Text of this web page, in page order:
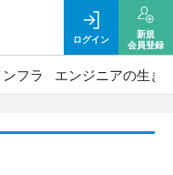
ログイン
新規
会員登録
フラ エンジニアの生き